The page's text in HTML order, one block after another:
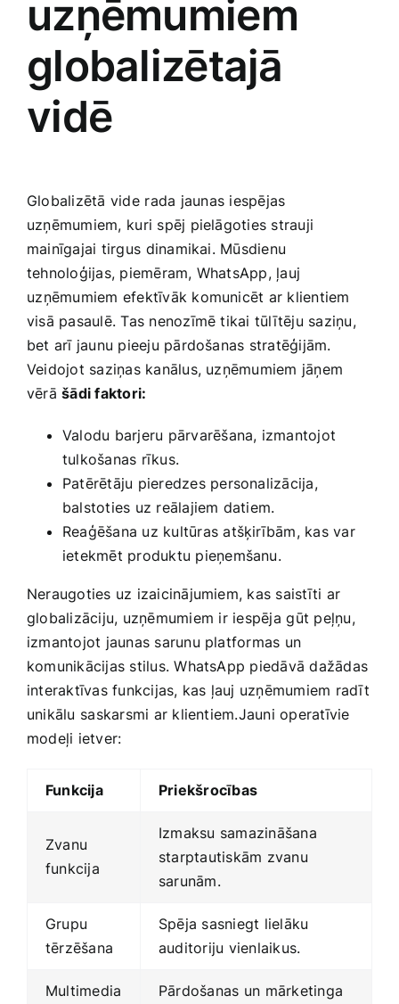
uzņēmumiem
globalizētajā
vidē
Globalizētā vide ⁢rada⁢ jaunas‌ iespējas
uzņēmumiem,⁤ kuri spēj pielāgoties strauji
mainīgajai tirgus⁣ dinamikai. Mūsdienu
‍tehnoloģijas, piemēram, WhatsApp, ļauj
⁢uzņēmumiem efektīvāk komunicēt ar klientiem
‍visā pasaulē.​ Tas​ nenozīmē tikai tūlītēju saziņu,
bet arī jaunu pieeju pārdošanas stratēģijām.
Veidojot saziņas kanālus, uzņēmumiem jāņem
vērāšādi​ faktori:
Valodu barjeru pārvarēšana, izmantojot
tulkošanas rīkus.
Patērētāju pieredzes personalizācija,
balstoties uz reālajiem datiem.
Reaģēšana uz kultūras atšķirībām,‍ kas var
ietekmēt produktu pieņemšanu.
Neraugoties uz izaicinājumiem, kas saistīti ar
globalizāciju, uzņēmumiem ⁤ir iespēja⁤ gūt peļņu,⁢
izmantojot jaunas sarunu ‍platformas ⁢un
‌komunikācijas stilus. WhatsApp piedāvā dažādas
interaktīvas funkcijas, kas ļauj uzņēmumiem radīt
unikālu ⁤saskarsmi ar klientiem.Jauni operatīvie
modeļi ietver:
Funkcija Priekšrocības
Zvanu
funkcija
Izmaksu​ samazināšana
starptautiskām zvanu‍
sarunām.
Grupu
tērzēšana
Spēja‌ sasniegt lielāku
auditoriju vienlaikus.
Multimedia
Pārdošanas ⁢un mārketinga